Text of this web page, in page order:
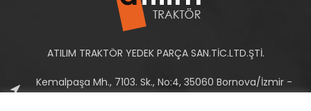
ATILIM TRAKTÖR YEDEK PARÇA SAN.TİC.LTD.ŞTİ.
Kemalpaşa Mh., 7103. Sk., No:4, 35060 Bornova/İzmir -